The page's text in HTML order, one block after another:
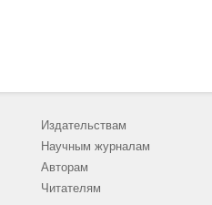
Издательствам
Научным журналам
Авторам
Читателям